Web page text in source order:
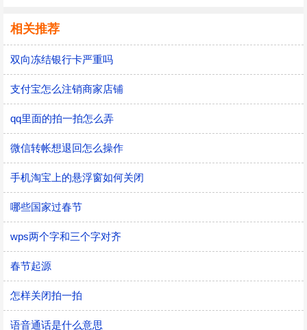
相关推荐
双向冻结银行卡严重吗
支付宝怎么注销商家店铺
qq里面的拍一拍怎么弄
微信转帐想退回怎么操作
手机淘宝上的悬浮窗如何关闭
哪些国家过春节
wps两个字和三个字对齐
春节起源
怎样关闭拍一拍
语音通话是什么意思